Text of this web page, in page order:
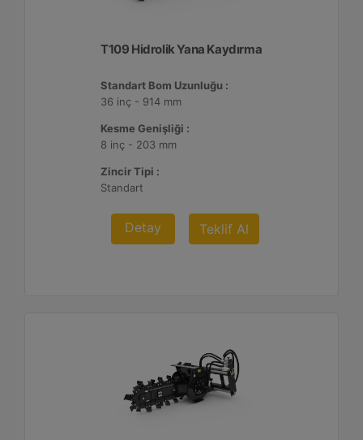
T109 Hidrolik Yana Kaydırma
Standart Bom Uzunluğu :
36 inç - 914 mm
Kesme Genişliği :
8 inç - 203 mm
Zincir Tipi :
Standart
Detay Teklif Al